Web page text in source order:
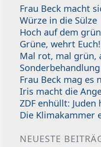
Frau Beck macht
Würze in die Sülze
Hoch auf dem
Grüne, wehrt
Mal rot, mal grün,
Frau Beck mag es
Iris macht die
ZDF enhüllt:
Die Klimakammer
NEUESTE